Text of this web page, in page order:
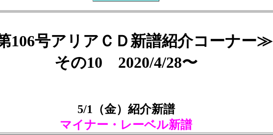
106号アリアＣＤ新譜紹介コーナー≫
その10 2020/4/28〜
5/1（金）紹介新譜
マイナー・レーベル新譜